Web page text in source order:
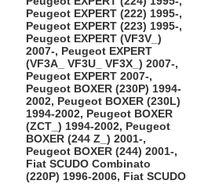
Peugeot EXPERT (222) 1995-,
Peugeot EXPERT (223) 1995-,
Peugeot EXPERT (VF3V_)
2007-, Peugeot EXPERT
(VF3A_ VF3U_ VF3X_) 2007-,
Peugeot EXPERT 2007-,
Peugeot BOXER (230P) 1994-
2002, Peugeot BOXER (230L)
1994-2002, Peugeot BOXER
(ZCT_) 1994-2002, Peugeot
BOXER (244 Z_) 2001-,
Peugeot BOXER (244) 2001-,
Fiat SCUDO Combinato
(220P) 1996-2006, Fiat SCUDO